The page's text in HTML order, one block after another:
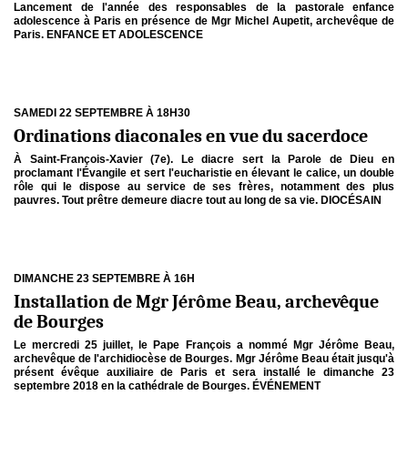
Lancement de l'année des responsables de la pastorale enfance
adolescence à Paris en présence de Mgr Michel Aupetit, archevêque de
Paris. ENFANCE ET ADOLESCENCE
SAMEDI 22 SEPTEMBRE À 18H30
Ordinations diaconales en vue du sacerdoce
À Saint-François-Xavier (7e). Le diacre sert la Parole de Dieu en
proclamant l'Évangile et sert l'eucharistie en élevant le calice, un double
rôle qui le dispose au service de ses frères, notamment des plus
pauvres. Tout prêtre demeure diacre tout au long de sa vie. DIOCÉSAIN
DIMANCHE 23 SEPTEMBRE À 16H
Installation de Mgr Jérôme Beau, archevêque
de Bourges
Le mercredi 25 juillet, le Pape François a nommé Mgr Jérôme Beau,
archevêque de l'archidiocèse de Bourges. Mgr Jérôme Beau était jusqu'à
présent évêque auxiliaire de Paris et sera installé le dimanche 23
septembre 2018 en la cathédrale de Bourges. ÉVÉNEMENT